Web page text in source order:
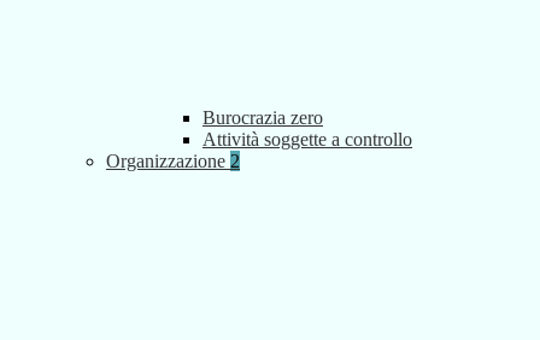
Burocrazia zero
Attività soggette a controllo
Organizzazione 2